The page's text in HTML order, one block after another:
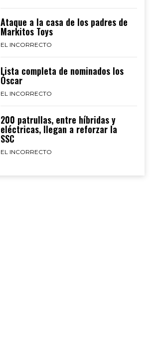
Ataque a la casa de los padres de
Markitos Toys
EL INCORRECTO
Lista completa de nominados los
Óscar
EL INCORRECTO
200 patrullas, entre híbridas y
eléctricas, llegan a reforzar la
SSC
EL INCORRECTO